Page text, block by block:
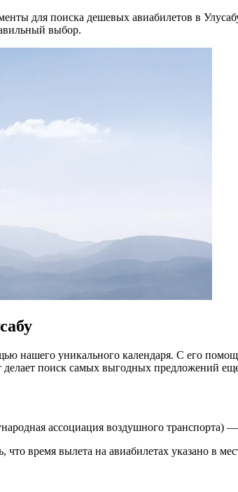
для поиска дешевых авиабилетов в
выбор.
нашего уникального календаря. С его
поиск самых выгодных предложений
ассоциация воздушного транспорта)
время вылета на авиабилетах указано в